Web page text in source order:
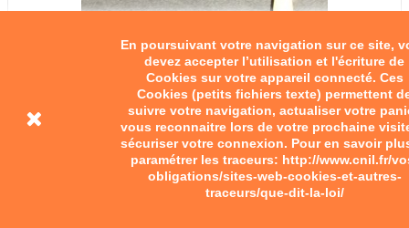
En poursuivant votre navigation sur ce site,
devez accepter l’utilisation et l'écriture de
Cookies sur votre appareil connecté. Ces
Cookies (petits fichiers texte) permettent
suivre votre navigation, actualiser votre
vous reconnaitre lors de votre prochaine
sécuriser votre connexion. Pour en savoir
paramétrer les traceurs: http://www.cnil.fr/
obligations/sites-web-cookies-et-autres-
traceurs/que-dit-la-loi/
Leviers SAKER
50,00 €